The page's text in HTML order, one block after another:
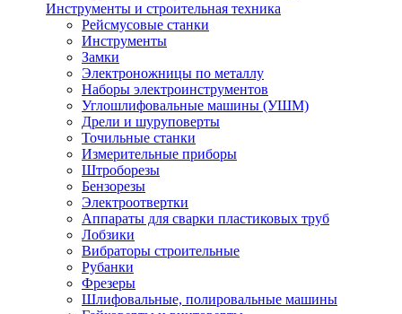
Инструменты и строительная техника
Рейсмусовые станки
Инструменты
Замки
Электроножницы по металлу
Наборы электроинструментов
Углошлифовальные машины (УШМ)
Дрели и шуруповерты
Точильные станки
Измерительные приборы
Штроборезы
Бензорезы
Электроотвертки
Аппараты для сварки пластиковых труб
Лобзики
Вибраторы строительные
Рубанки
Фрезеры
Шлифовальные, полировальные машины